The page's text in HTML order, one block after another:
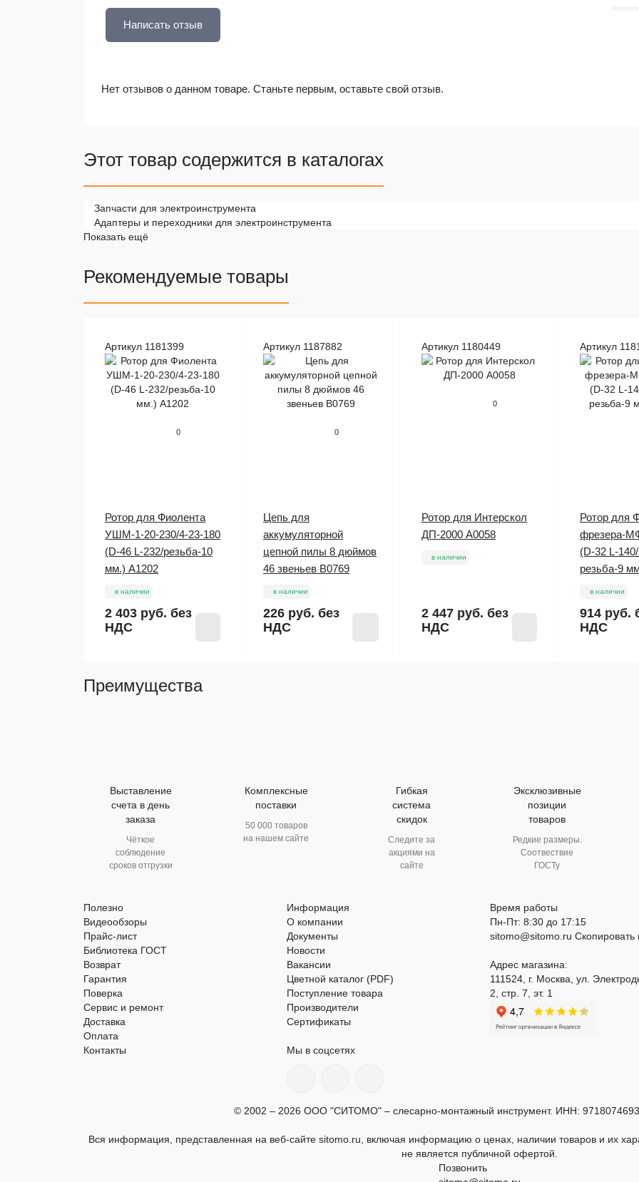
Написать отзыв
Нет отзывов о данном товаре. Станьте первым, оставьте свой отзыв.
Этот товар содержится в каталогах
Запчасти для электроинструмента
Адаптеры и переходники для электроинструмента
Показать ещё
Рекомендуемые товары
Артикул 1181399
0
Ротор для Фиолента
УШМ-1-20-230/4-23-180
(D-46 L-232/резьба-10
мм.) A1202
в наличии
2 403 руб. без
НДС
Артикул 1187882
0
Цепь для
аккумуляторной
цепной пилы 8 дюймов
46 звеньев B0769
в наличии
226 руб. без
НДС
Артикул 1180449
0
Ротор для Интерскол
ДП-2000 A0058
в наличии
2 447 руб. без
НДС
Артикул
Ротор для
фрезера-
(D-32 L-
резьба-9
в наличии
914 руб.
НДС
Преимущества
Выставление
счета в день
заказа
Чёткое
соблюдение
сроков отгрузки
Комплексные
поставки
50 000 товаров
на нашем сайте
Гибкая
система
скидок
Следите за
акциями на
сайте
Эксклюзивные
позиции
товаров
Редкие размеры.
Соотвествие
ГОСТу
Полезно
Видеообзоры
Прайс-лист
Библиотека ГОСТ
Возврат
Гарантия
Поверка
Сервис и ремонт
Доставка
Оплата
Контакты
Информация
О компании
Документы
Новости
Вакансии
Цветной каталог (PDF)
Поступление товара
Производители
Сертификаты
Мы в соцсетях
Время работы
Пн-Пт: 8:30 до 17:15
sitomo@sitomo.ru Скопировать
Адрес магазина:
111524, г. Москва, ул.
2, стр. 7, эт. 1
© 2002 – 2026 ООО "СИТОМО" – слесарно-монтажный инструмент. ИНН:
Вся информация, представленная на веб-сайте sitomo.ru, включая информацию о ценах, наличии товаров и их
не является публичной офертой.
Позвонить